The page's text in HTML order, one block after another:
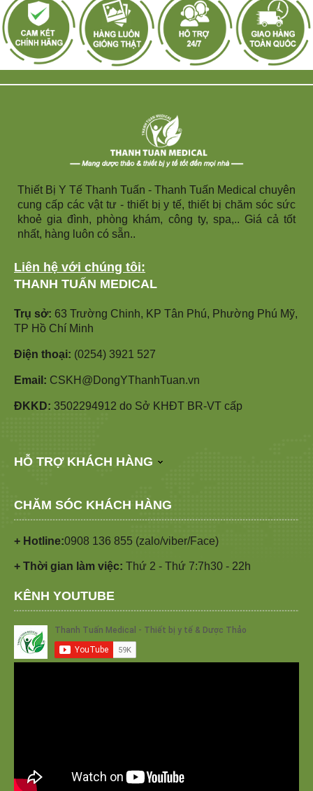
Thiết Bị Y Tế Thanh Tuấn - Thanh Tuấn Medical chuyên
cung cấp các vật tư - thiết bị y tế, thiết bị chăm sóc sức
khoẻ gia đình, phòng khám, công ty, spa,.. Giá cả tốt
nhất, hàng luôn có sẵn..
Liên hệ với chúng tôi:
THANH TUẤN MEDICAL
Trụ sở: 63 Trường Chinh, KP Tân Phú, Phường Phú Mỹ,
TP Hồ Chí Minh
Điện thoại: (0254) 3921 527
Email: CSKH@DongYThanhTuan.vn
ĐKKD: 3502294912 do Sở KHĐT BR-VT cấp
HỖ TRỢ KHÁCH HÀNG
CHĂM SÓC KHÁCH HÀNG
+ Hotline:0908 136 855 (zalo/viber/Face)
+ Thời gian làm việc: Thứ 2 - Thứ 7:7h30 - 22h
KÊNH YOUTUBE